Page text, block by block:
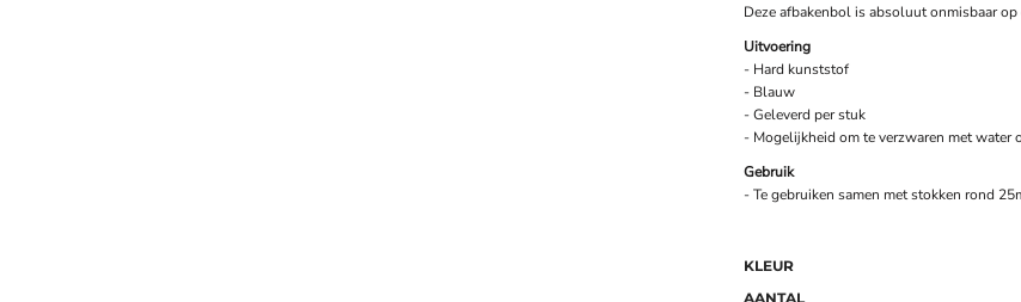
Deze afbakenbol is absoluut onmisbaar
Uitvoering
- Hard kunststof
- Blauw
- Geleverd per stuk
- Mogelijkheid om te verzwaren met water
Gebruik
- Te gebruiken samen met stokken rond
KLEUR
AANTAL